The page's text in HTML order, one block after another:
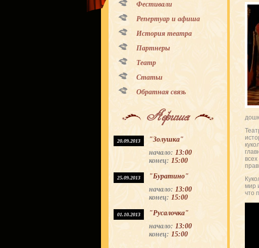
Фестивали
Репертуар и афиша
История театра
Партнеры
Театр
Статьи
Обратная связь
Афиша
20.09.2013
"Золушка"
начало: 13:00
конец: 15:00
25.09.2013
"Буратино"
начало: 13:00
конец: 15:00
01.10.2013
"Русалочка"
начало: 13:00
конец: 15:00
мир
что